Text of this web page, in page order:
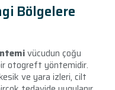
Bölgelere
vücudun çoğu
otogreft yöntemidir.
ve yara izleri, cilt